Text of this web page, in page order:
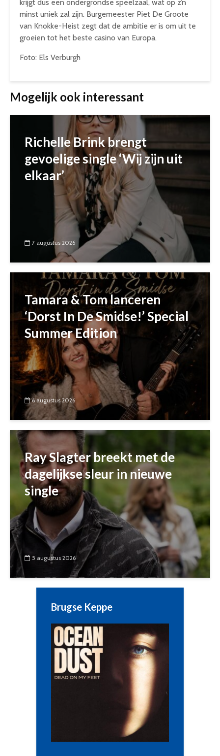
krijgt dus een ondergrondse speelzaal, wat op z’n
minst uniek zal zijn. Burgemeester Piet De Groote
van Knokke-Heist zegt dat de ambitie er is om uit te
groeien tot het beste casino van Europa.
Foto: Els Verburgh
Mogelijk ook interessant
Richelle Brink brengt
gevoelige single ‘Wij zijn uit
elkaar’
7 augustus 2026
Tamara & Tom lanceren
‘Dorst In De Smidse!’ Special
Summer Edition
6 augustus 2026
Ray Slagter breekt met de
dagelijkse sleur in nieuwe
single
5 augustus 2026
Brugse Keppe